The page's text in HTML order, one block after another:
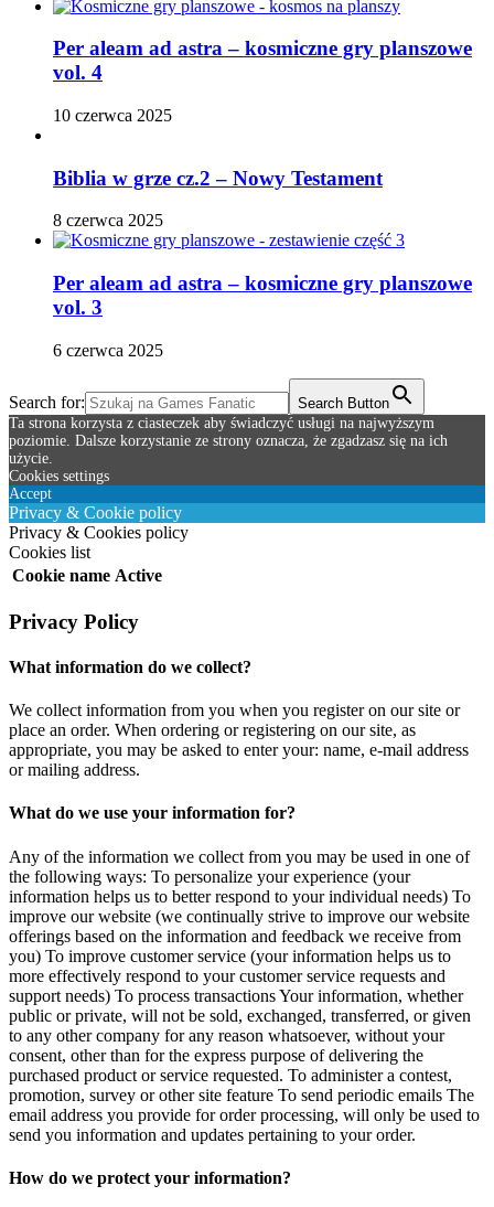
Per aleam ad astra – kosmiczne gry planszowe
vol. 4
10 czerwca 2025
Biblia w grze cz.2 – Nowy Testament
8 czerwca 2025
Per aleam ad astra – kosmiczne gry planszowe
vol. 3
6 czerwca 2025
Search for:
Search Button
Ta strona korzysta z ciasteczek aby świadczyć usługi na najwyższym
poziomie. Dalsze korzystanie ze strony oznacza, że zgadzasz się na ich
użycie.
Cookies settings
Accept
Privacy & Cookie policy
Privacy & Cookies policy
Cookies list
Cookie name Active
Privacy Policy
What information do we collect?
We collect information from you when you register on our site or
place an order. When ordering or registering on our site, as
appropriate, you may be asked to enter your: name, e-mail address
or mailing address.
What do we use your information for?
Any of the information we collect from you may be used in one of
the following ways: To personalize your experience (your
information helps us to better respond to your individual needs) To
improve our website (we continually strive to improve our website
offerings based on the information and feedback we receive from
you) To improve customer service (your information helps us to
more effectively respond to your customer service requests and
support needs) To process transactions Your information, whether
public or private, will not be sold, exchanged, transferred, or given
to any other company for any reason whatsoever, without your
consent, other than for the express purpose of delivering the
purchased product or service requested. To administer a contest,
promotion, survey or other site feature To send periodic emails The
email address you provide for order processing, will only be used to
send you information and updates pertaining to your order.
How do we protect your information?